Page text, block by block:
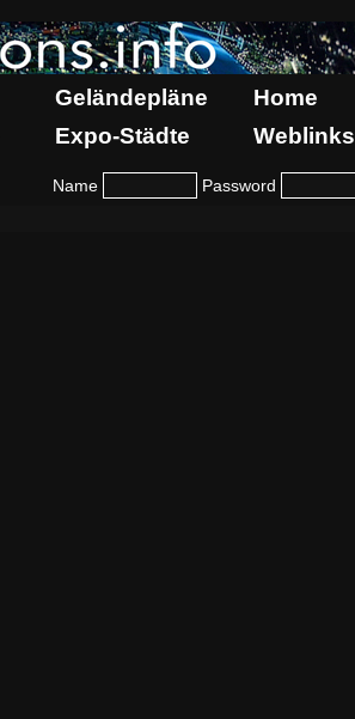
Geländepläne Home
Expo-Städte Weblinks
Name Password